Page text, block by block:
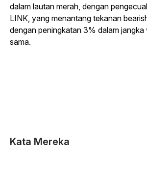
dalam lautan merah, dengan
LINK, yang menantang tekanan
dengan peningkatan 3% dalam
sama.
Kata Mereka